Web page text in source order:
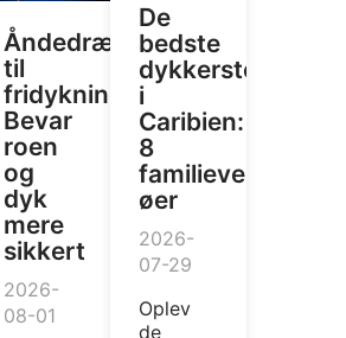
Åndedrætsteknikker
til
fridykning:
Bevar
roen
og
dyk
mere
sikkert
2026-
08-01
De
bedste
dykkersteder
i
Caribien:
8
familievenlige
øer
2026-
07-29
Oplev
de